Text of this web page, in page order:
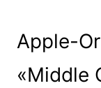
Apple-
«Middle